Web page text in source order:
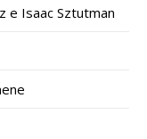
e Isaac Sztutman